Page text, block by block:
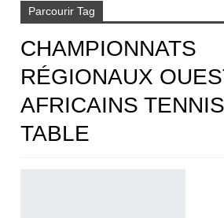
Parcourir Tag
CHAMPIONNATS
RÉGIONAUX
AFRICAINS
TABLE